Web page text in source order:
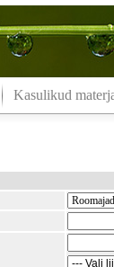
Kasulikud